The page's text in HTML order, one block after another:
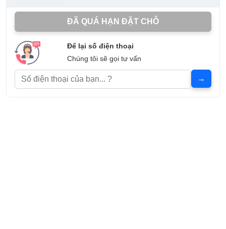
ĐÃ QUÁ HẠN ĐẶT CHỖ
Để lại số điện thoại
Chúng tôi sẽ gọi tư vấn